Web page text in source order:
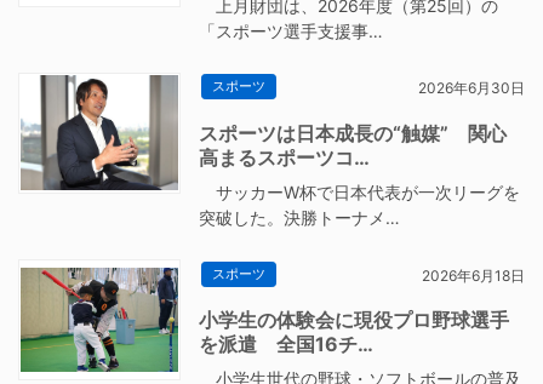
上月財団は、2026年度（第25回）の
「スポーツ選手支援事…
スポーツ 2026年6月30日
スポーツは日本成長の“触媒” 関心
高まるスポーツコ…
サッカーW杯で日本代表が一次リーグを
突破した。決勝トーナメ…
スポーツ 2026年6月18日
小学生の体験会に現役プロ野球選手
を派遣 全国16チ…
小学生世代の野球・ソフトボールの普及